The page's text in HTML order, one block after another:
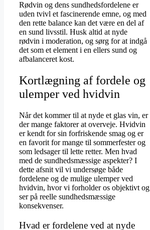
Rødvin og dens sundhedsfordelene er
uden tvivl et fascinerende emne, og med
den rette balance kan det være en del af
en sund livsstil. Husk altid at nyde
rødvin i moderation, og sørg for at indgå
det som et element i en ellers sund og
afbalanceret kost.
Kortlægning af fordele og
ulemper ved hvidvin
Når det kommer til at nyde et glas vin, er
der mange faktorer at overveje. Hvidvin
er kendt for sin forfriskende smag og er
en favorit for mange til sommerfester og
som ledsager til lette retter. Men hvad
med de sundhedsmæssige aspekter? I
dette afsnit vil vi undersøge både
fordelene og de mulige ulemper ved
hvidvin, hvor vi forholder os objektivt og
ser på reelle sundhedsmæssige
konsekvenser.
Hvad er fordelene ved at nyde